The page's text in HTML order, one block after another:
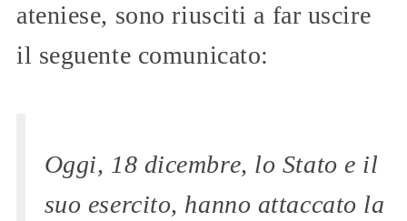
ateniese, sono riusciti a far uscire
il seguente comunicato:
Oggi, 18 dicembre, lo Stato e il
suo esercito, hanno attaccato la